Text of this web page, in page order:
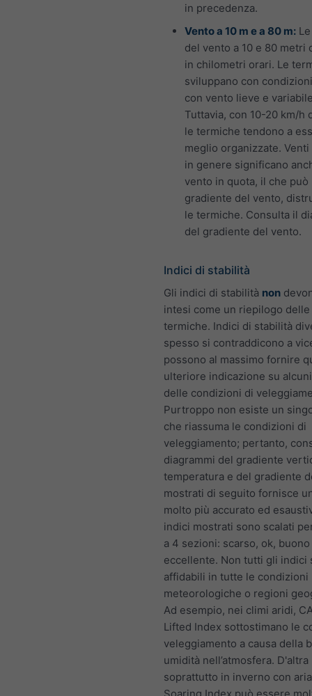
in precedenza.
Vento a 10 m e a 80 m:
del vento a 10 e 80 metri
in chilometri orari. Le
sviluppano con
con vento lieve e
Tuttavia, con 10-20 km/h
le termiche tendono a
meglio organizzate.
in genere significano
vento in quota, il che
gradiente del vento,
le termiche. Consulta il
del gradiente del vento.
Indici di stabilità
Gli indici di stabilità non
intesi come un riepilogo
termiche. Indici di stabilità
spesso si contraddicono a
possono al massimo fornire
ulteriore indicazione su
delle condizioni di
Purtroppo non esiste un
che riassuma le condizioni di
veleggiamento; pertanto,
diagrammi del gradiente
temperatura e del gradiente
mostrati di seguito fornisce
molto più accurato ed
indici mostrati sono scalati
a 4 sezioni: scarso, ok,
eccellente. Non tutti gli indici
affidabili in tutte le condizioni
meteorologiche o regioni
Ad esempio, nei climi aridi,
Lifted Index sottostimano le
veleggiamento a causa della
umidità nell’atmosfera.
soprattutto in inverno con